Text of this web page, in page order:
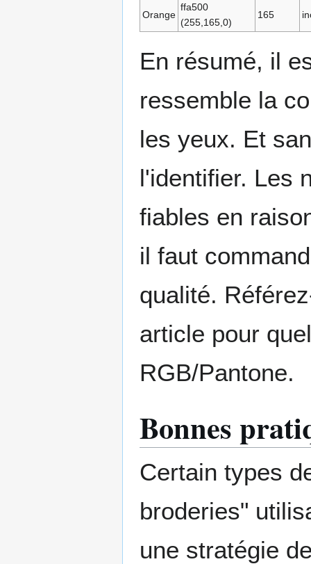
Orange
ffa500
(255,165,0)
165
En résumé, il
ressemble la
les yeux. Et
l'identifier. Les
fiables en
il faut
qualité.
article pour
RGB/Pantone.
Bonnes
Certain types
broderies"
une stratégie